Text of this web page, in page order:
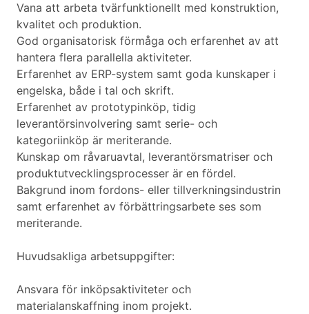
Vana att arbeta tvärfunktionellt med konstruktion,
kvalitet och produktion.
God organisatorisk förmåga och erfarenhet av att
hantera flera parallella aktiviteter.
Erfarenhet av ERP-system samt goda kunskaper i
engelska, både i tal och skrift.
Erfarenhet av prototypinköp, tidig
leverantörsinvolvering samt serie- och
kategoriinköp är meriterande.
Kunskap om råvaruavtal, leverantörsmatriser och
produktutvecklingsprocesser är en fördel.
Bakgrund inom fordons- eller tillverkningsindustrin
samt erfarenhet av förbättringsarbete ses som
meriterande.
Huvudsakliga arbetsuppgifter:
Ansvara för inköpsaktiviteter och
materialanskaffning inom projekt.